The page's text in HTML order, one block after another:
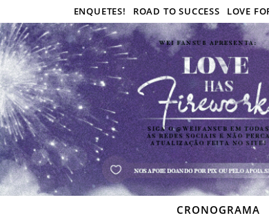
ENQUETES! ROAD TO SUCCESS LOVE
CRONOGRAMA